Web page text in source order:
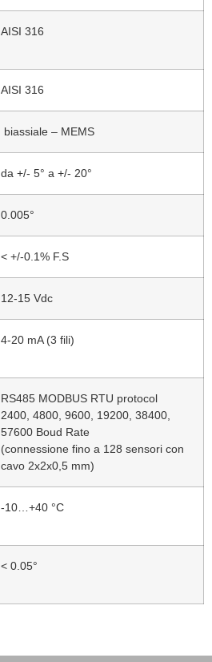
AISI 316
AISI 316
biassiale – MEMS
da +/- 5° a +/- 20°
0.005°
< +/-0.1% F.S
12-15 Vdc
4-20 mA (3 fili)
RS485 MODBUS RTU protocol
2400, 4800, 9600, 19200, 38400,
57600 Boud Rate
(connessione fino a 128 sensori con
cavo 2x2x0,5 mm)
-10…+40 °C
< 0.05°